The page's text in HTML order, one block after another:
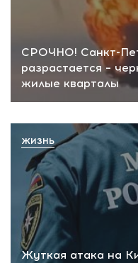
СРОЧНО! Санкт-
разрастается –
жилые кварталы
Жуткая атака на
ЖИЗНЬ